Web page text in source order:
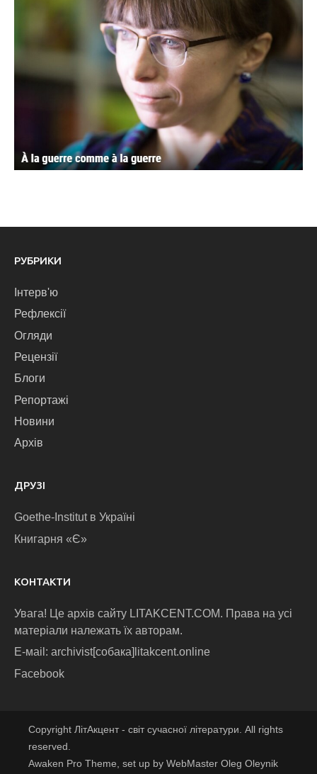
РУБРИКИ
Інтерв'ю
Рефлексії
Огляди
Рецензії
Блоги
Репортажі
Новини
Архів
ДРУЗІ
Goethe-Institut в Україні
Книгарня «Є»
КОНТАКТИ
Увага! Це архів сайту LITAKCENT.COM. Права на усі
матеріали належать їх авторам.
E-маіl: archivist[собака]litakcent.online
Facebook
Copyright ЛітАкцент - світ сучасної літератури. All rights
reserved.
Awaken Pro Theme, set up by WebMaster Oleg Oleynik